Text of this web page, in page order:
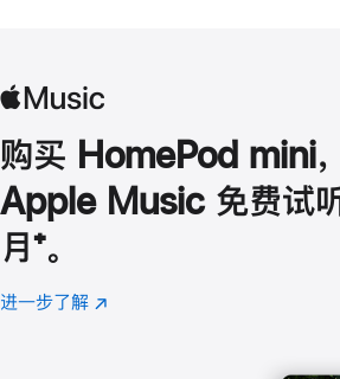
购买 HomePod mini，
Apple Music 免费试
月 脚
注
⁺。
进一步了解 Apple
(在